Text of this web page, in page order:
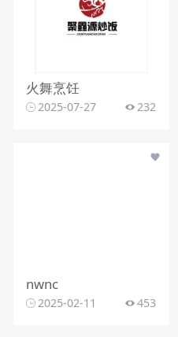
火舞烹饪
2025-07-27 232
nwnc
2025-02-11 453